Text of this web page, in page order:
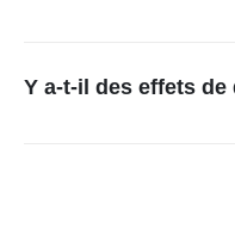
optionnelles pour des
Y a-t-il des effets